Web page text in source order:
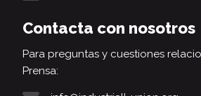
Contacta con nosotros
Para preguntas y cuestiones
Prensa: